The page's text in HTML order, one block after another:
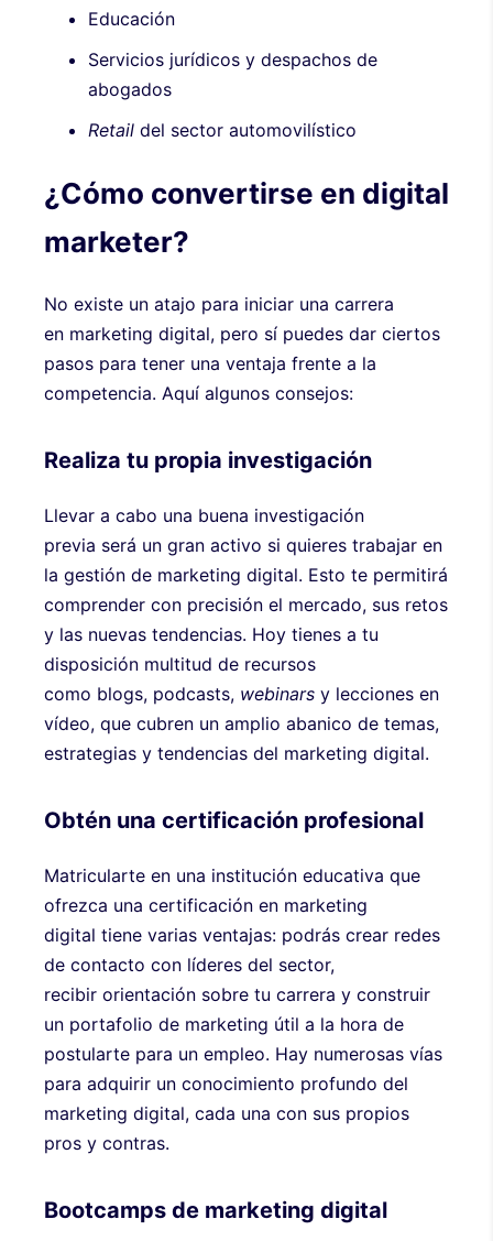
Educación
Servicios jurídicos y despachos de
abogados
Retail del sector automovilístico
¿Cómo convertirse en digital
marketer?
No existe un atajo para iniciar una carrera
en marketing digital, pero sí puedes dar ciertos
pasos para tener una ventaja frente a la
competencia. Aquí algunos consejos:
Realiza tu propia investigación
Llevar a cabo una buena investigación
previa será un gran activo si quieres trabajar en
la gestión de marketing digital. Esto te permitirá
comprender con precisión el mercado, sus retos
y las nuevas tendencias. Hoy tienes a tu
disposición multitud de recursos
como blogs, podcasts, webinars y lecciones en
vídeo, que cubren un amplio abanico de temas,
estrategias y tendencias del marketing digital.
Obtén una certificación profesional
Matricularte en una institución educativa que
ofrezca una certificación en marketing
digital tiene varias ventajas: podrás crear redes
de contacto con líderes del sector,
recibir orientación sobre tu carrera y construir
un portafolio de marketing útil a la hora de
postularte para un empleo. Hay numerosas vías
para adquirir un conocimiento profundo del
marketing digital, cada una con sus propios
pros y contras.
Bootcamps de marketing digital